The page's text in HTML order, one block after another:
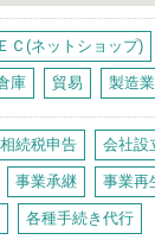
ＥＣ(ネットショップ)
庫 貿易 製造業
相続税申告 会社設
事業承継 事業再
各種手続き代行